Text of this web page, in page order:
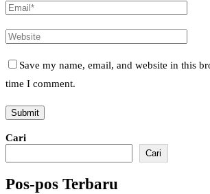
Save my name, email, and website in this
time I comment.
Cari
Cari
Pos-pos Terbaru